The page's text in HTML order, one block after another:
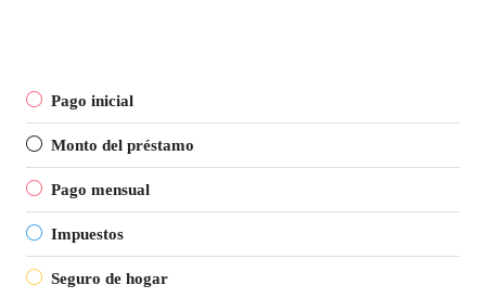
Pago inicial
Monto del préstamo
Pago mensual
Impuestos
Seguro de hogar